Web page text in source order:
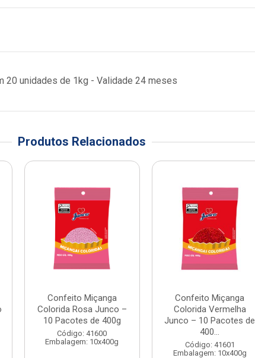
20 unidades de 1kg - Validade 24 meses
Produtos Relacionados
Confeito Miçanga
Colorida Rosa Junco –
10 Pacotes de 400g
Código: 41600
Embalagem: 10x400g
Confeito Miçanga
Colorida Vermelha
Junco – 10 Pacotes de
400...
Código: 41601
Embalagem: 10x400g